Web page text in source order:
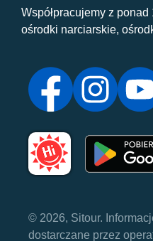
Współpracujemy z
ośrodki narciarskie,
© 2026, Sitour.
dostarczane przez